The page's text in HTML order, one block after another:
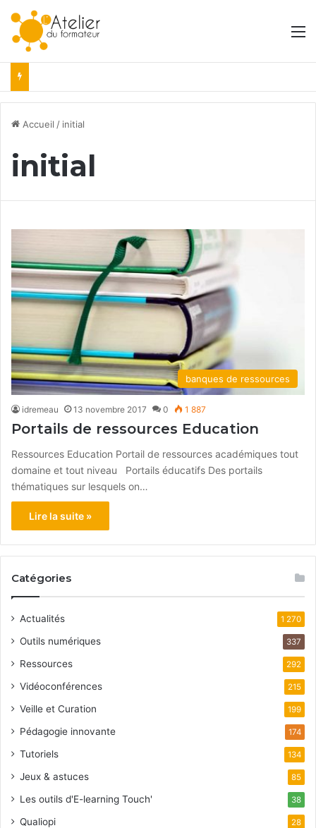
Accueil / initial
initial
banques de ressources
idremeau 13 novembre 2017 0 1 887
Portails de ressources Education
Ressources Education Portail de ressources académiques tout
domaine et tout niveau Portails éducatifs Des portails
thématiques sur lesquels on…
Lire la suite »
Catégories
Actualités 1 270
Outils numériques 337
Ressources 292
Vidéoconférences 215
Veille et Curation 199
Pédagogie innovante 174
Tutoriels 134
Jeux & astuces 85
Les outils d'E-learning Touch' 38
Qualiopi 28